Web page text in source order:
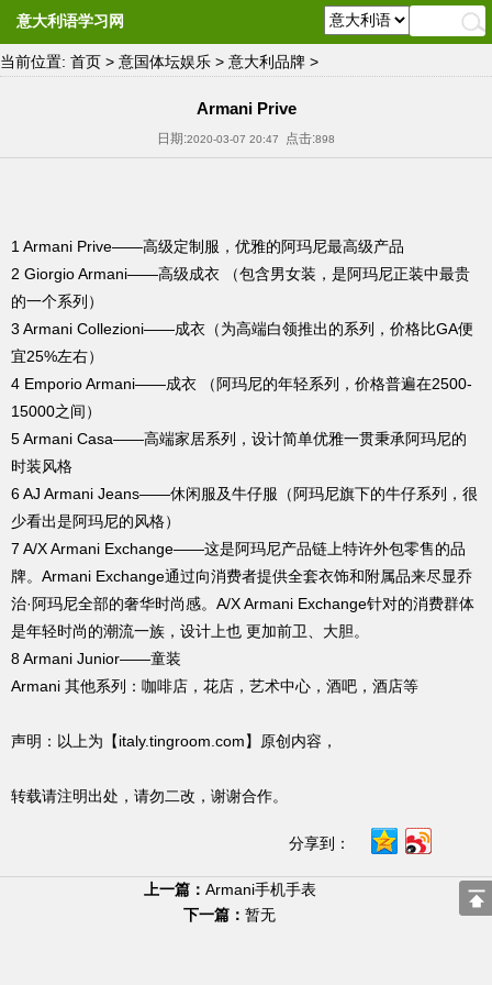
意大利语学习网
当前位置: 首页 > 意国体坛娱乐 > 意大利品牌 >
Armani Prive
日期:2020-03-07 20:47 点击:898
1 Armani Prive——高级定制服，优雅的阿玛尼最高级产品
2 Giorgio Armani——高级成衣 （包含男女装，是阿玛尼正装中最贵
的一个系列）
3 Armani Collezioni——成衣（为高端白领推出的系列，价格比GA便
宜25%左右）
4 Emporio Armani——成衣 （阿玛尼的年轻系列，价格普遍在2500-
15000之间）
5 Armani Casa——高端家居系列，设计简单优雅一贯秉承阿玛尼的
时装风格
6 AJ Armani Jeans——休闲服及牛仔服（阿玛尼旗下的牛仔系列，很
少看出是阿玛尼的风格）
7 A/X Armani Exchange——这是阿玛尼产品链上特许外包零售的品
牌。Armani Exchange通过向消费者提供全套衣饰和附属品来尽显乔
治·阿玛尼全部的奢华时尚感。A/X Armani Exchange针对的消费群体
是年轻时尚的潮流一族，设计上也 更加前卫、大胆。
8 Armani Junior——童装
Armani 其他系列：咖啡店，花店，艺术中心，酒吧，酒店等
声明：以上为【italy.tingroom.com】原创内容，
转载请注明出处，请勿二改，谢谢合作。
分享到：
上一篇： Armani手机手表
下一篇： 暂无